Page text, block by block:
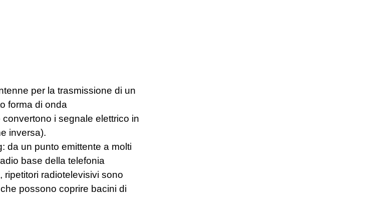
per la trasmissione di un
forma di onda
i segnale elettrico in
inversa).
da un punto emittente a molti
base della telefonia
radiotelevisivi sono
possono coprire bacini di